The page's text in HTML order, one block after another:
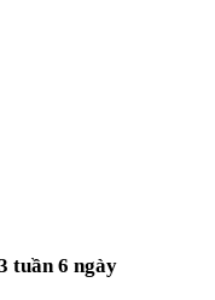
tuần 6 ngày